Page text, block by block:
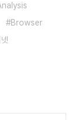
Browser